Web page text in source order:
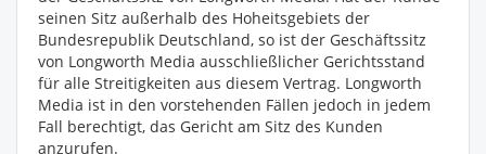
seinen Sitz außerhalb des Hoheitsgebiets der
Bundesrepublik Deutschland, so ist der Geschäftssitz
von Longworth Media ausschließlicher Gerichtsstand
für alle Streitigkeiten aus diesem Vertrag. Longworth
Media ist in den vorstehenden Fällen jedoch in jedem
Fall berechtigt, das Gericht am Sitz des Kunden
anzurufen.